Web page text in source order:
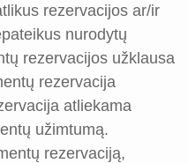
rezervacijos ar/ir
nurodytų
rezervacijos užklausa
rezervacija
atliekama
užimtumą.
rezervaciją,